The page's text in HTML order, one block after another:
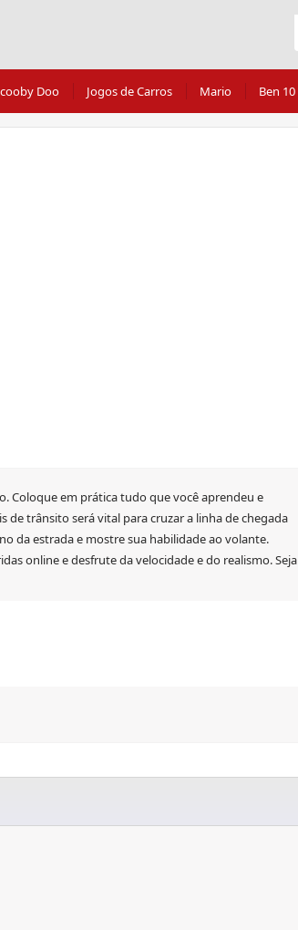
Doo Jogos de Carros Mario Ben 10
Coloque em prática tudo que você aprendeu e
de trânsito será vital para cruzar a linha de chegada
da estrada e mostre sua habilidade ao volante.
online e desfrute da velocidade e do realismo. Seja